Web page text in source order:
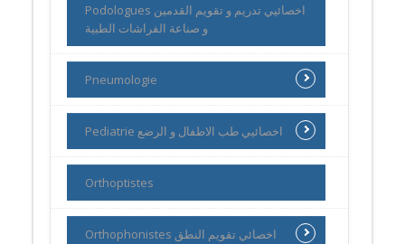
Podologues اخصائيي تدريم و تقويم القدمين
و صناعة الفراشات الطبية
Pneumologie
Pediatrie اخصائيي طب الاطفال و الرضع
Orthoptistes
Orthophonistes اخصائي تقويم النطق